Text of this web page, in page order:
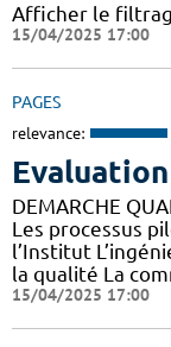
Afficher le
15/04/2025 17:00
PAGES
relevance:
DEMARCHE
Les processus
l’Institut
la qualité La
15/04/2025 17:00